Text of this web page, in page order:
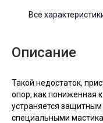
Все
Описание
Такой недостаток,
опор, как пониженная
устраняется
специальными